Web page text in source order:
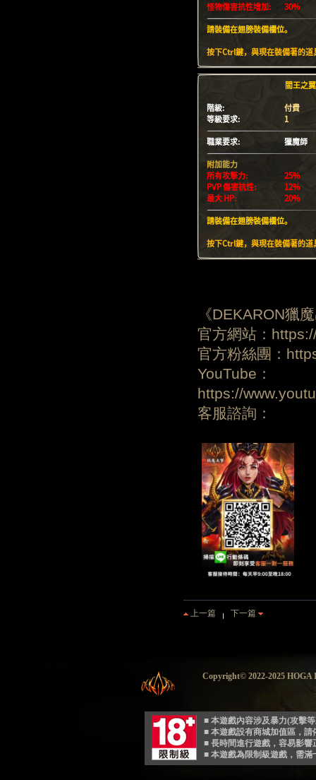
《DEKARON獵
官方網站：
官方粉絲團：
YouTube：
https://
客服諮詢：
上一篇 下一篇
Copyright© 2022-2025
■ 本遊戲內容涉及暴力(攻擊
■ 本遊戲設有商城加值區，
■ 長時間進行遊戲，容易影
■ 本遊戲為限制級遊戲，需